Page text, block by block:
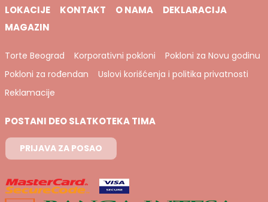
LOKACIJE
KONTAKT O NAMA
DEKLARACIJA
MAGAZIN
Torte Beograd Korporativni pokloni
Pokloni za Novu godinu
Pokloni za rođendan
Uslovi korišćenja i politika privatnosti
Reklamacije
POSTANI DEO SLATKOTEKA TIMA
PRIJAVA ZA POSAO